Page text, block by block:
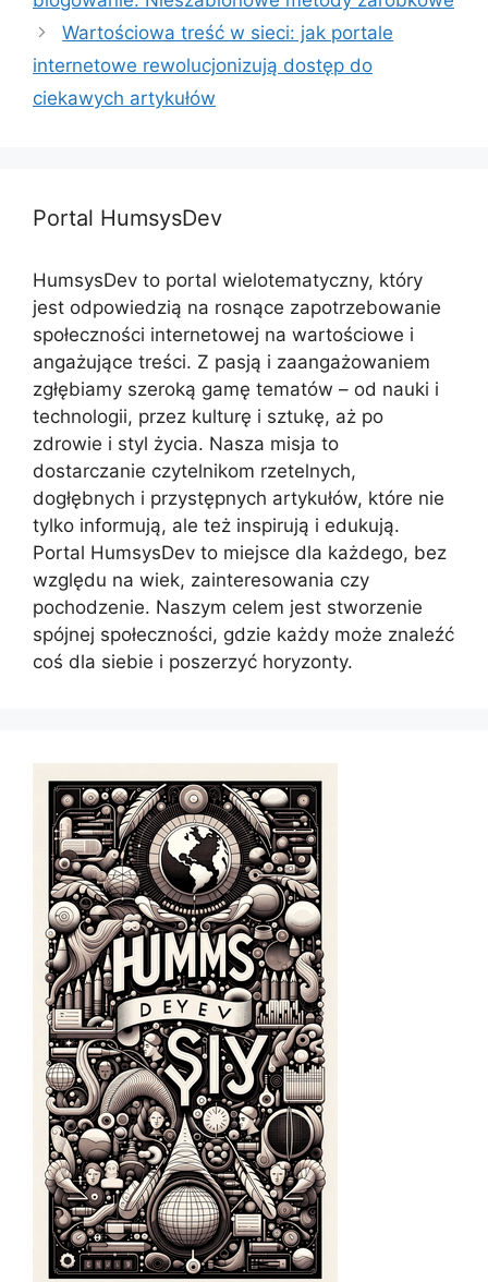
Wartościowa treść w sieci: jak portale
internetowe rewolucjonizują dostęp do
ciekawych artykułów
Portal HumsysDev
HumsysDev to portal wielotematyczny, który
jest odpowiedzią na rosnące zapotrzebowanie
społeczności internetowej na wartościowe i
angażujące treści. Z pasją i zaangażowaniem
zgłębiamy szeroką gamę tematów – od nauki i
technologii, przez kulturę i sztukę, aż po
zdrowie i styl życia. Nasza misja to
dostarczanie czytelnikom rzetelnych,
dogłębnych i przystępnych artykułów, które nie
tylko informują, ale też inspirują i edukują.
Portal HumsysDev to miejsce dla każdego, bez
względu na wiek, zainteresowania czy
pochodzenie. Naszym celem jest stworzenie
spójnej społeczności, gdzie każdy może znaleźć
coś dla siebie i poszerzyć horyzonty.